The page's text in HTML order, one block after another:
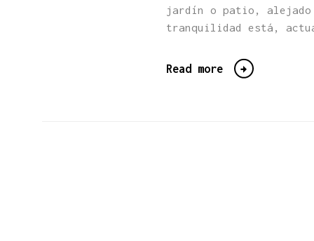
jardín o patio, alejado
tranquilidad está,
Read more